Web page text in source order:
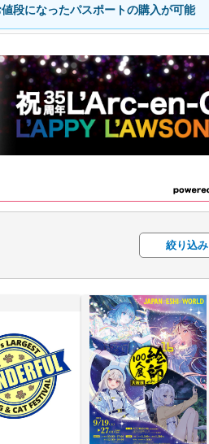
段になったパスポートの購入が可能
絞り込み